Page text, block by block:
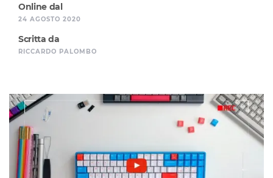
Online dal
24 AGOSTO 2020
Scritta da
RICCARDO PALOMBO